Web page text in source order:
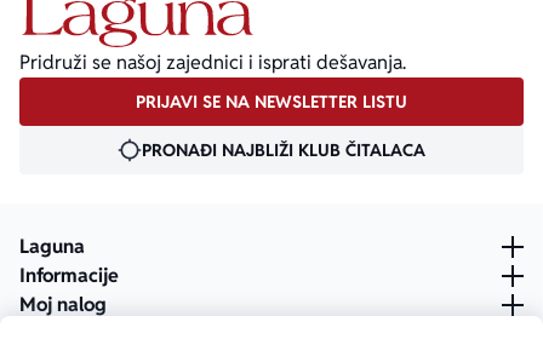
Pridruži se našoj zajednici i isprati dešavanja.
PRIJAVI SE NA NEWSLETTER LISTU
PRONAĐI NAJBLIŽI KLUB ČITALACA
Laguna
Informacije
Moj nalog